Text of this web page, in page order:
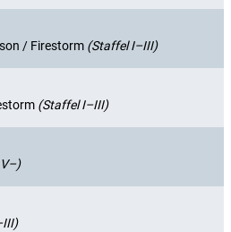
/ Firestorm (Staffel I–III)
(Staffel I–III)